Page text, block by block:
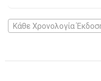
Κάθε Χρονολογία